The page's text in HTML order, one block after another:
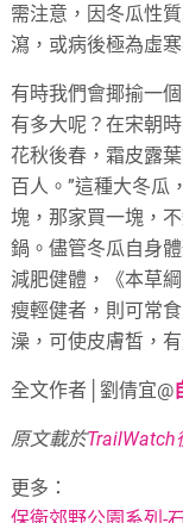
需注意，因冬瓜性
瀉，或病後極為虛
有時我們會揶揄一
有多大呢？在宋朝
花秋後春，霜皮露
百人。”這種大冬瓜
塊，那家買一塊，
鍋。儘管冬瓜自身
減肥健體，《本草
瘦輕健者，則可常
澡，可使皮膚皙，
全文作者│劉倩宜@
原文載於TrailWatch
更多：